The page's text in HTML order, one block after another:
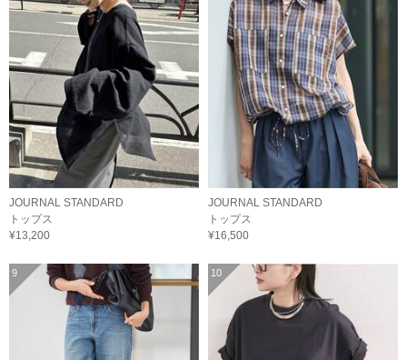
JOURNAL STANDARD
トップス
¥13,200
JOURNAL STANDARD
トップス
¥16,500
9 10